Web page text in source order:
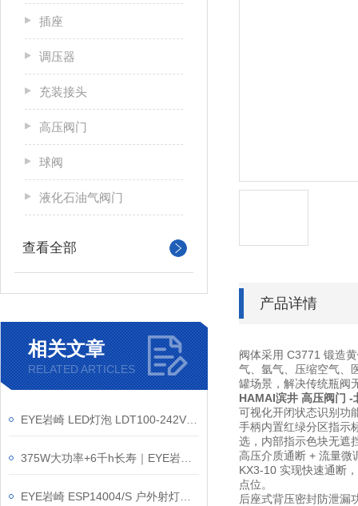
插座
调压器
充装接头
高压阀门
球阀
液化石油气阀门
查看全部
相关文章
RELATED ARTICLES
产品详情
阀体采用 C3771 锻造
气、氩气、压缩空气、
罐场景，解决传统瓶阀
HAMAI滨井 高压阀门 -
可视化开闭状态识别功
手柄内置红绿分区指示
选，内部指示色块无遮
高压介质通断 + 流量微
KX3-10 实现快速通断
点位。
后座式背压密封防泄漏